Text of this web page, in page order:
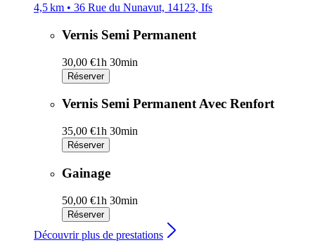
4,5 km • 36 Rue du Nunavut, 14123, Ifs
Vernis Semi Permanent
30,00 €1h 30min
Réserver
Vernis Semi Permanent Avec Renfort
35,00 €1h 30min
Réserver
Gainage
50,00 €1h 30min
Réserver
Découvrir plus de prestations